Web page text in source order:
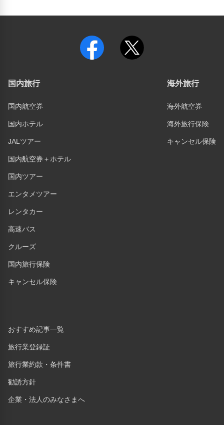
国内旅行
国内航空券
国内ホテル
JALツアー
国内航空券＋ホテル
国内ツアー
エンタメツアー
レンタカー
高速バス
クルーズ
国内旅行保険
キャンセル保険
おすすめ記事一覧
旅行業登録証
旅行業約款・条件書
勧誘方針
企業・法人のみなさまへ
海外旅行
海外航空券
海外旅行保険
キャンセル保険